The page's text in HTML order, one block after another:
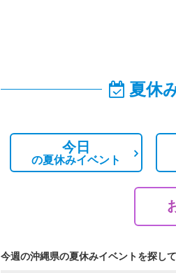
夏休
今日
の夏休みイベント
今週の沖縄県の夏休みイベントを探し